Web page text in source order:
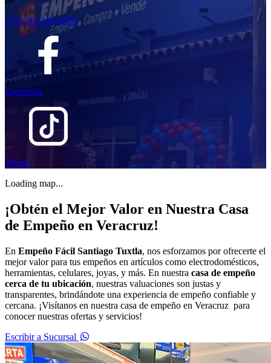
+52-294-168-6982
Facebook
Tiktok
Loading map...
¡Obtén el Mejor Valor en Nuestra Casa
de Empeño en Veracruz!
En Empeño Fácil Santiago Tuxtla, nos esforzamos por ofrecerte el
mejor valor para tus empeños en artículos como electrodomésticos,
herramientas, celulares, joyas, y más. En nuestra casa de empeño
cerca de tu ubicación, nuestras valuaciones son justas y
transparentes, brindándote una experiencia de empeño confiable y
cercana. ¡Visítanos en nuestra casa de empeño en Veracruz para
conocer nuestras ofertas y servicios!
Escribir a Sucursal